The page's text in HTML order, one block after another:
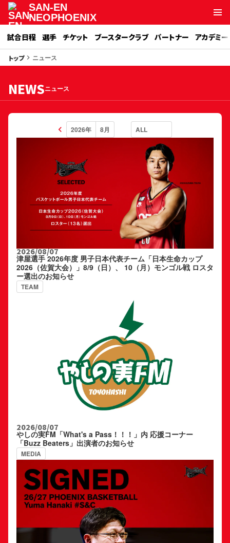
SAN-EN
NEOPHOENIX
試合日程 選手 チケット ブースタークラブ パートナー アカデミー
トップkeyboard_arrow_right ニュース
NEWSニュース
keyboard_arrow_left
2026/08/07
津屋選手 2026年度 男子日本代表チーム「日本生命カップ
2026（佐賀大会）」8/9（日）、 10（月）モンゴル戦 ロスタ
ー選出のお知らせ
TEAM
2026/08/07
やしの実FM「What's a Pass！！！」内 応援コーナー
「Buzz Beaters」出演者のお知らせ
MEDIA